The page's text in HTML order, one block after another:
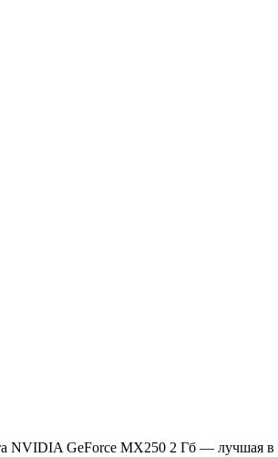
NVIDIA GeForce MX250 2 Гб — лучшая в